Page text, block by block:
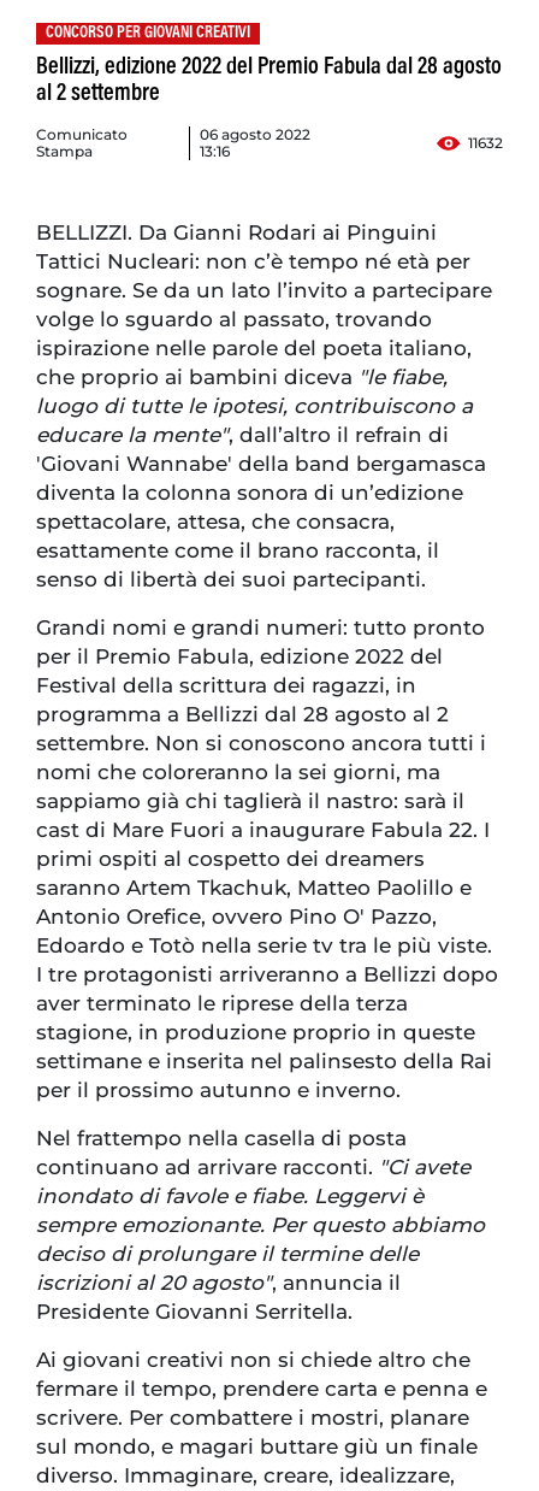
CONCORSO PER GIOVANI CREATIVI
Bellizzi, edizione 2022 del Premio Fabula dal 28 agosto
al 2 settembre
Comunicato
Stampa
06 agosto 2022
13:16
11632
BELLIZZI. Da Gianni Rodari ai Pinguini
Tattici Nucleari: non c’è tempo né età per
sognare. Se da un lato l’invito a partecipare
volge lo sguardo al passato, trovando
ispirazione nelle parole del poeta italiano,
che proprio ai bambini diceva "le fiabe,
luogo di tutte le ipotesi, contribuiscono a
educare la mente", dall’altro il refrain di
'Giovani Wannabe' della band bergamasca
diventa la colonna sonora di un’edizione
spettacolare, attesa, che consacra,
esattamente come il brano racconta, il
senso di libertà dei suoi partecipanti.
Grandi nomi e grandi numeri: tutto pronto
per il Premio Fabula, edizione 2022 del
Festival della scrittura dei ragazzi, in
programma a Bellizzi dal 28 agosto al 2
settembre. Non si conoscono ancora tutti i
nomi che coloreranno la sei giorni, ma
sappiamo già chi taglierà il nastro: sarà il
cast di Mare Fuori a inaugurare Fabula 22. I
primi ospiti al cospetto dei dreamers
saranno Artem Tkachuk, Matteo Paolillo e
Antonio Orefice, ovvero Pino O' Pazzo,
Edoardo e Totò nella serie tv tra le più viste.
I tre protagonisti arriveranno a Bellizzi dopo
aver terminato le riprese della terza
stagione, in produzione proprio in queste
settimane e inserita nel palinsesto della Rai
per il prossimo autunno e inverno.
Nel frattempo nella casella di posta
continuano ad arrivare racconti. "Ci avete
inondato di favole e fiabe. Leggervi è
sempre emozionante. Per questo abbiamo
deciso di prolungare il termine delle
iscrizioni al 20 agosto", annuncia il
Presidente Giovanni Serritella.
Ai giovani creativi non si chiede altro che
fermare il tempo, prendere carta e penna e
scrivere. Per combattere i mostri, planare
sul mondo, e magari buttare giù un finale
diverso. Immaginare, creare, idealizzare,